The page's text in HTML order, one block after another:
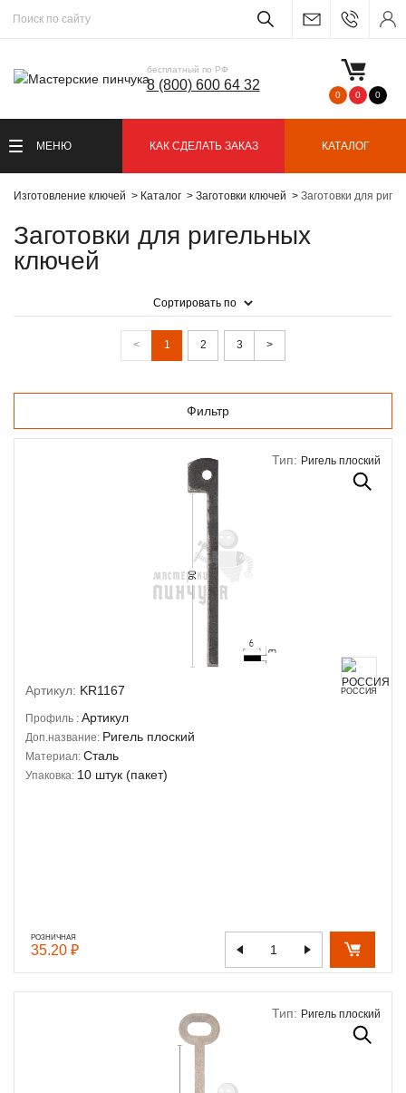
бесплатный по РФ
8 (800) 600 64 32
0 0 0
МЕНЮ КАК СДЕЛАТЬ ЗАКАЗ КАТАЛОГ
Изготовление ключей Каталог Заготовки ключей Заготовки для
Заготовки для ригельных
ключей
Сортировать по
< 1 2 3 >
Фильтр
Тип: Ригель плоский
Артикул: KR1167 РОССИЯ
Профиль : Артикул
Доп.название: Ригель плоский
Материал: Сталь
Упаковка: 10 штук (пакет)
РОЗНИЧНАЯ
35.20 ₽
Тип: Ригель плоский